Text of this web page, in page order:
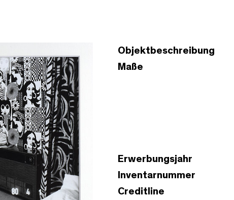
Objektbeschreibung
Maße
Erwerbungsjahr
Inventarnummer
Creditline